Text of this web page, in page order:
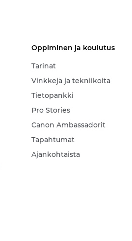
Oppiminen ja koulutus
Tarinat
Vinkkejä ja tekniikoita
Tietopankki
Pro Stories
Canon Ambassadorit
Tapahtumat
Ajankohtaista